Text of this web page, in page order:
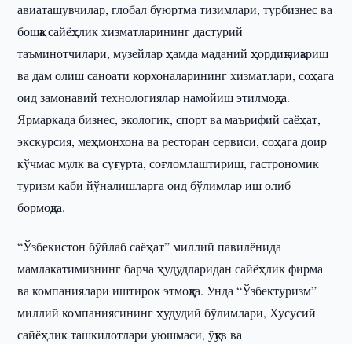
авиаташувчилар, глобал буюртма тизимлари, турбизнес ва
бошқа сайёҳлик хизматларининг дастурий
таъминотчилари, музейлар ҳамда маданий ҳордиқ чиқариш
ва дам олиш саноати корхоналарининг хизматлари, соҳага
оид замонавий технологиялар намойиш этилмоқда.
Ярмаркада бизнес, экологик, спорт ва маърифий саёҳат,
экскурсия, меҳмонхона ва ресторан сервиси, соҳага доир
кўчмас мулк ва суғурта, соғломлаштириш, гастрономик
туризм каби йўналишларга оид бўлимлар иш олиб
бормоқда.
“Ўзбекистон бўйлаб саёҳат” миллий павилёнида
мамлакатимизнинг барча ҳудудларидан сайёҳлик фирма
ва компаниялари иштирок этмоқда. Унда “Ўзбектуризм”
миллий компаниясининг ҳудудий бўлимлари, Хусусий
сайёҳлик ташкилотлари уюшмаси, ўқув ва